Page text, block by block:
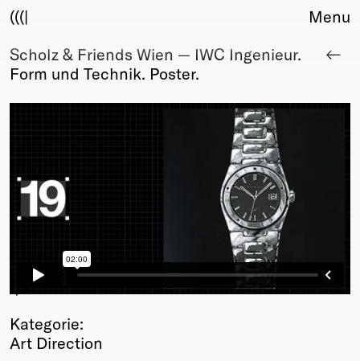
(((|
About
Club
Events
Upcoming
Membership
Info
Young Creatives
Friends of Creativity
Menu
Scholz & Friends Wien — IWC Ingenieur.
Form und Technik. Poster.
/11
Kategorie:
Art Direction